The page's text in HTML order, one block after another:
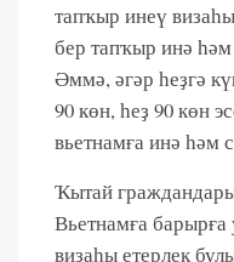
тапҡыр инеү
бер тапҡыр инә һәм
Әммә, әгәр һеҙгә
90 көн, һеҙ 90 көн
вьетнамға инә һәм
Ҡытай
Вьетнамға
визаһы етерлек